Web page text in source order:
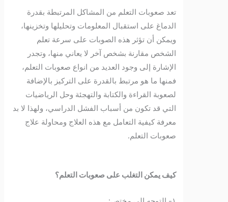
تعد صعوبات التعلم من المشاكل المرتبطة بقدرة
الدماغ على استقبال المعلومات وتحليلها وتخزينها،
ويمكن أن تؤثر هذه الصوبات على سرعة تعلم
الشخص مقارنة بشخص آخر لا يعاني منها، وتجدر
الإشارة إلى وجود العديد من انواع صعوبات التعلم،
فمنها ما هو مرتبط بالقدرة على التركيز بالإضافة
لصعوبة القراءة والكتابة والتهجئة وحل الرياضيات
التي قد تكون من أسباب الفشل الدراسي، ولهذا لا بد
معرفة كيفية التعامل مع هذه العلاج ومحاولة علاج
صعوبات التعلم.
كيف يمكن التغلب على صعوبات التعلم؟